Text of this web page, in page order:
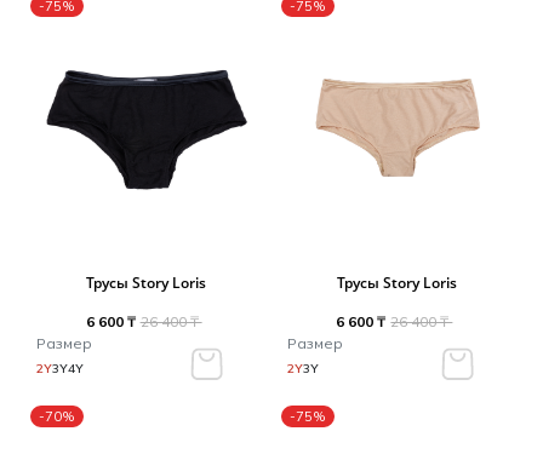
-75%
Трусы Story Loris
6 600 ₸ 26 400 ₸
Размер
2Y3Y4Y
-75%
Трусы Story Loris
6 600 ₸ 26 400 ₸
Размер
2Y3Y
-70% -75%